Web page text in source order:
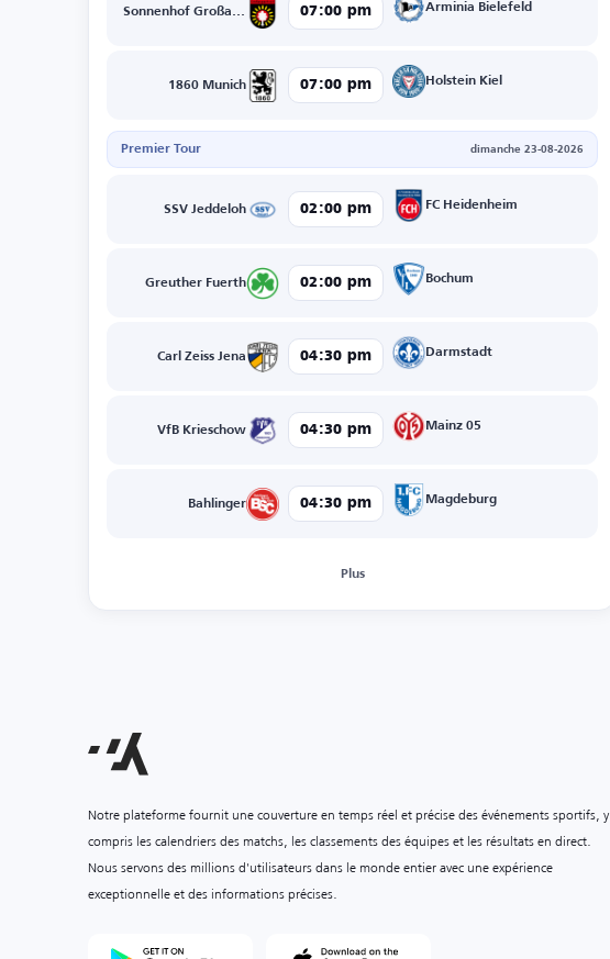
Sonnenhof Großaspach 07:00 pm Arminia Bielefeld
1860 Munich 07:00 pm Holstein Kiel
Premier Tour dimanche 23-08-2026
SSV Jeddeloh 02:00 pm FC Heidenheim
Greuther Fuerth 02:00 pm Bochum
Carl Zeiss Jena 04:30 pm Darmstadt
VfB Krieschow 04:30 pm Mainz 05
Bahlinger 04:30 pm Magdeburg
Plus
Notre plateforme fournit une couverture en temps réel et précise des événements sportifs, y
compris les calendriers des matchs, les classements des équipes et les résultats en direct.
Nous servons des millions d'utilisateurs dans le monde entier avec une expérience
exceptionnelle et des informations précises.